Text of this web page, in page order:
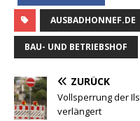
AUSBADHONNEF.DE
BAU- UND BETRIEBSHOF
ZURÜCK
Vollsperrung der
verlängert